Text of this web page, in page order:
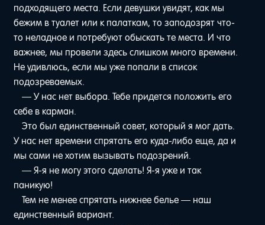
подходящего места. Если девушки увидят, как мы
бежим в туалет или к палаткам, то заподозрят что-
то неладное и потребуют обыскать те места. И что
важнее, мы провели здесь слишком много времени.
Не удивлюсь, если мы уже попали в список
подозреваемых.
— У нас нет выбора. Тебе придется положить его
себе в карман.
Это был единственный совет, который я мог дать.
У нас нет времени спрятать его куда-либо еще, да и
мы сами не хотим вызывать подозрений.
— Я-я не могу этого сделать! Я-я уже и так
паникую!
Тем не менее спрятать нижнее белье — наш
единственный вариант.